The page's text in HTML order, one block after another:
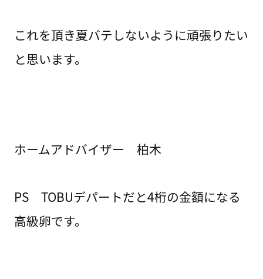
これを頂き夏バテしないように頑張りたい
と思います。
ホームアドバイザー 柏木
PS TOBUデパートだと4桁の金額になる
高級卵です。